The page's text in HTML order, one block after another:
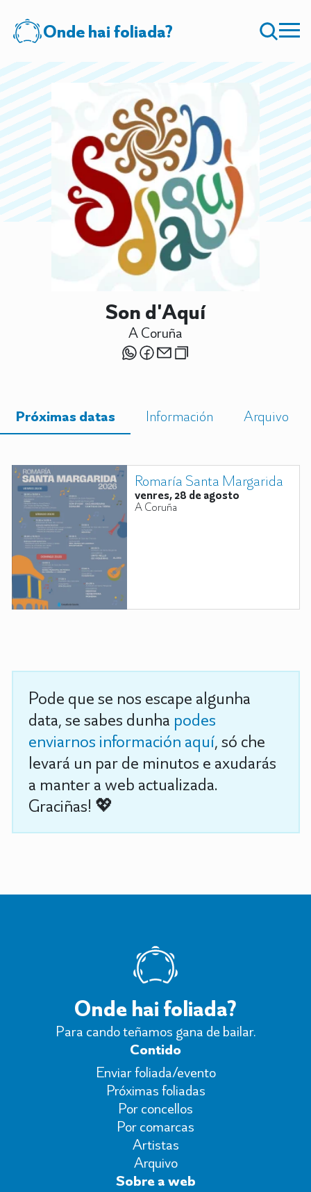
Onde hai foliada?
Son d'Aquí
A Coruña
Próximas datas Información Arquivo
Romaría Santa Margarida
venres, 28 de agosto
A Coruña
Pode que se nos escape algunha
data, se sabes dunha podes
enviarnos información aquí, só che
levará un par de minutos e axudarás
a manter a web actualizada.
Graciñas! 💖
Onde hai foliada?
Para cando teñamos gana de bailar.
Contido
Enviar foliada/evento
Próximas foliadas
Por concellos
Por comarcas
Artistas
Arquivo
Sobre a web